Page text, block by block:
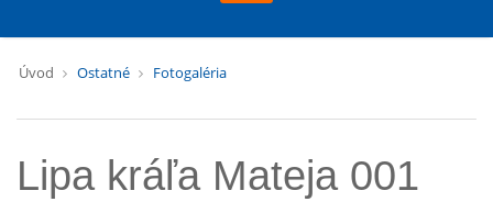
Úvod Ostatné Fotogaléria
Lipa kráľa Mateja 001